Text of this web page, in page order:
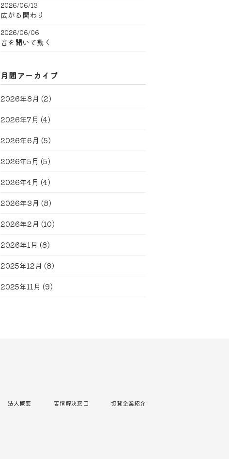
2026/06/13
広がる関わり
2026/06/06
音を聞いて動く
月間アーカイブ
2026年8月 (2)
2026年7月 (4)
2026年6月 (5)
2026年5月 (5)
2026年4月 (4)
2026年3月 (8)
2026年2月 (10)
2026年1月 (8)
2025年12月 (8)
2025年11月 (9)
法人概要 苦情解決窓口 協賛企業紹介